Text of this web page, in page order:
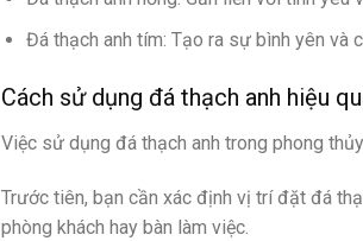
Đá thạch anh tím: Tạo ra sự bình yên và
Cách sử dụng đá thạch anh hiệu
Việc sử dụng đá thạch anh trong phong
Trước tiên, bạn cần xác định vị trí đặt đá
phòng khách hay bàn làm việc.